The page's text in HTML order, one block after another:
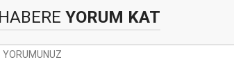
HABERE YORUM KAT